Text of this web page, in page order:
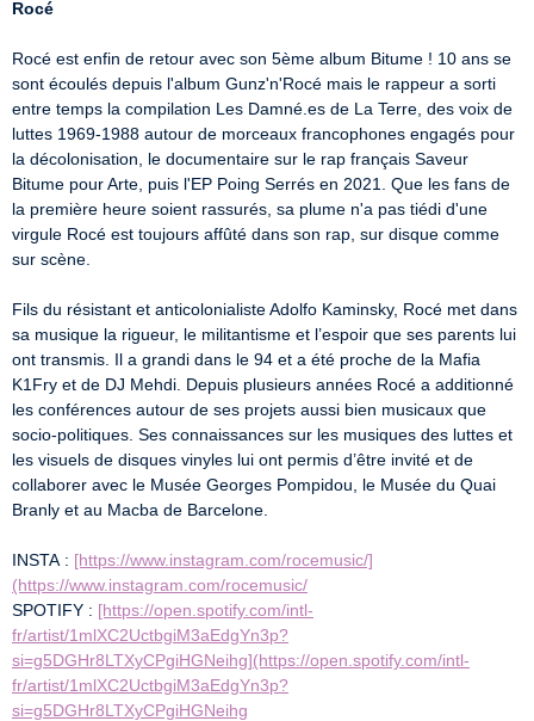
Rocé
Rocé est enfin de retour avec son 5ème album Bitume ! 10 ans se
sont écoulés depuis l'album Gunz'n'Rocé mais le rappeur a sorti
entre temps la compilation Les Damné.es de La Terre, des voix de
luttes 1969-1988 autour de morceaux francophones engagés pour
la décolonisation, le documentaire sur le rap français Saveur
Bitume pour Arte, puis l'EP Poing Serrés en 2021. Que les fans de
la première heure soient rassurés, sa plume n'a pas tiédi d'une
virgule Rocé est toujours affûté dans son rap, sur disque comme
sur scène.
Fils du résistant et anticolonialiste Adolfo Kaminsky, Rocé met dans
sa musique la rigueur, le militantisme et l’espoir que ses parents lui
ont transmis. Il a grandi dans le 94 et a été proche de la Mafia
K1Fry et de DJ Mehdi. Depuis plusieurs années Rocé a additionné
les conférences autour de ses projets aussi bien musicaux que
socio-politiques. Ses connaissances sur les musiques des luttes et
les visuels de disques vinyles lui ont permis d’être invité et de
collaborer avec le Musée Georges Pompidou, le Musée du Quai
Branly et au Macba de Barcelone.
INSTA : [https://www.instagram.com/rocemusic/]
(https://www.instagram.com/rocemusic/
SPOTIFY : [https://open.spotify.com/intl-
fr/artist/1mlXC2UctbgiM3aEdgYn3p?
si=g5DGHr8LTXyCPgiHGNeihg](https://open.spotify.com/intl-
fr/artist/1mlXC2UctbgiM3aEdgYn3p?
si=g5DGHr8LTXyCPgiHGNeihg